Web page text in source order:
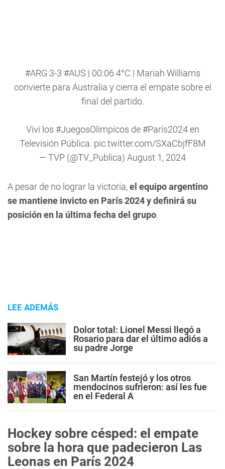
#ARG 3-3 #AUS | 00:06 4°C | Mariah Williams
convierte para Australia y cierra el empate sobre el
final del partido.
Viví los #JuegosOlímpicos de#París2024en
Televisión Pública. pic.twitter.com/SXaCbjfF8M
— TVP (@TV_Publica) August 1, 2024
A pesar de no lograr la victoria,el equipo argentino
se mantiene invicto en París 2024 y definirá su
posición en la última fecha del grupo.
LEE ADEMÁS
Dolor total: Lionel Messi llegó a
Rosario para dar el último adiós a
su padre Jorge
San Martín festejó y los otros
mendocinos sufrieron: así les fue
en el Federal A
Hockey sobre césped: el empate
sobre la hora que padecieron Las
Leonas en París 2024